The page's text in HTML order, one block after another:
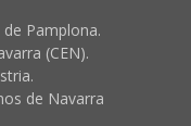
Pamplona.
(CEN).
de Navarra